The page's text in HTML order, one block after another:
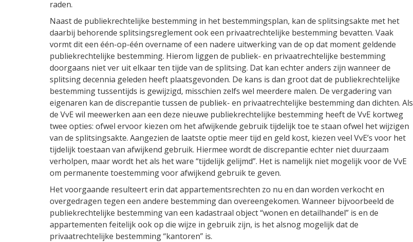
raden.
Naast de publiekrechtelijke bestemming in het bestemmingsplan, kan de splitsingsakte met het
daarbij behorende splitsingsreglement ook een privaatrechtelijke bestemming bevatten. Vaak
vormt dit een één-op-één overname of een nadere uitwerking van de op dat moment geldende
publiekrechtelijke bestemming. Hierom liggen de publiek- en privaatrechtelijke bestemming
doorgaans niet ver uit elkaar ten tijde van de splitsing. Dat kan echter anders zijn wanneer de
splitsing decennia geleden heeft plaatsgevonden. De kans is dan groot dat de publiekrechtelijke
bestemming tussentijds is gewijzigd, misschien zelfs wel meerdere malen. De vergadering van
eigenaren kan de discrepantie tussen de publiek- en privaatrechtelijke bestemming dan dichten. Als
de VvE wil meewerken aan een deze nieuwe publiekrechtelijke bestemming heeft de VvE kortweg
twee opties: ofwel ervoor kiezen om het afwijkende gebruik tijdelijk toe te staan ofwel het wijzigen
van de splitsingsakte. Aangezien de laatste optie meer tijd en geld kost, kiezen veel VvE’s voor het
tijdelijk toestaan van afwijkend gebruik. Hiermee wordt de discrepantie echter niet duurzaam
verholpen, maar wordt het als het ware “tijdelijk gelijmd”. Het is namelijk niet mogelijk voor de VvE
om permanente toestemming voor afwijkend gebruik te geven.
Het voorgaande resulteert erin dat appartementsrechten zo nu en dan worden verkocht en
overgedragen tegen een andere bestemming dan overeengekomen. Wanneer bijvoorbeeld de
publiekrechtelijke bestemming van een kadastraal object “wonen en detailhandel” is en de
appartementen feitelijk ook op die wijze in gebruik zijn, is het alsnog mogelijk dat de
privaatrechtelijke bestemming “kantoren” is.